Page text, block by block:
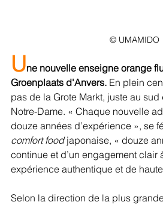
© UMAMIDO
Une nouvelle enseigne orange
Groenplaats d'Anvers. En plein
pas de la Grote Markt, juste au
Notre-Dame. « Chaque nouvelle
douze années d’expérience », se
comfort food japonaise, « douze
continue et d’un engagement clair
expérience authentique et de
Selon la direction de la plus